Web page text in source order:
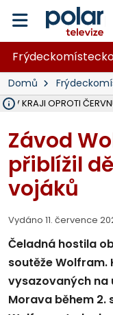
Domů
V KRAJI OPROTI
Závod
přiblížil
vojáků
Vydáno 11. července
Čeladná hostila
soutěže
vysazovaných na
Morava během